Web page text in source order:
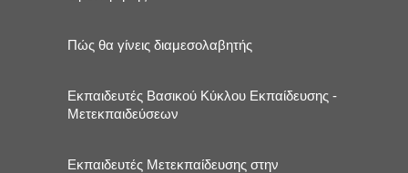
Πώς θα γίνεις διαμεσολαβητής
Εκπαιδευτές Βασικού Κύκλου Εκπαίδευσης -
Μετεκπαιδεύσεων
Εκπαιδευτές Μετεκπαίδευσης στην